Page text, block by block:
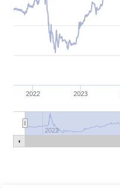
2022 2023
2022